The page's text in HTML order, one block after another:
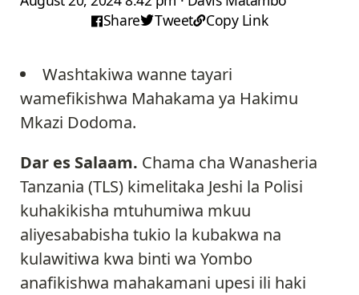
Share
Tweet Copy Link
Washtakiwa wanne tayari
wamefikishwa Mahakama ya Hakimu
Mkazi Dodoma.
Dar es Salaam. Chama cha Wanasheria
Tanzania (TLS) kimelitaka Jeshi la Polisi
kuhakikisha mtuhumiwa mkuu
aliyesababisha tukio la kubakwa na
kulawitiwa kwa binti wa Yombo
anafikishwa mahakamani upesi ili haki